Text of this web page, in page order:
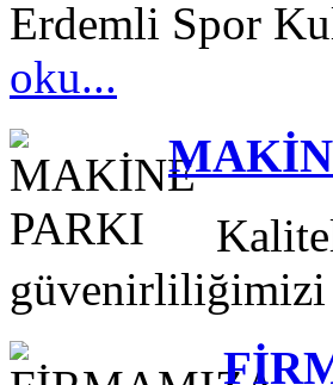
Erdemli Spor
oku...
güvenirliliğimizi